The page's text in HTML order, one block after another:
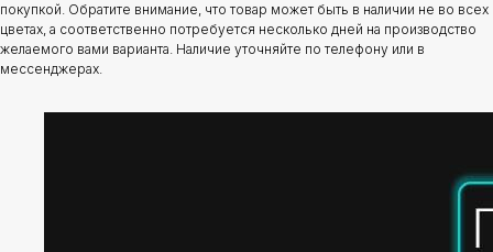
покупкой. Обратите внимание, что товар может быть в наличии не во всех
цветах, а соответственно потребуется несколько дней на производство
желаемого вами варианта. Наличие уточняйте по телефону или в
мессенджерах.